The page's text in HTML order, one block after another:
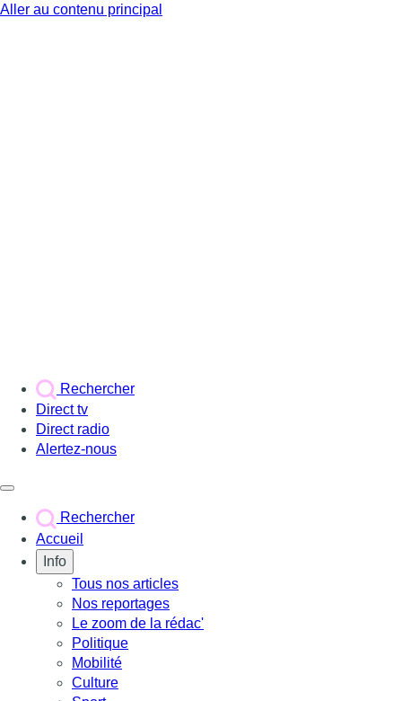
Aller au contenu principal
Rechercher
Direct tv
Direct radio
Alertez-nous
Rechercher
Accueil
Info
Tous nos articles
Nos reportages
Le zoom de la rédac'
Politique
Mobilité
Culture